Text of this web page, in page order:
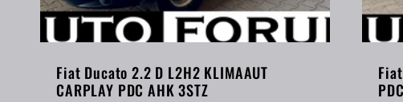
Fiat Ducato 2.2 D L2H2 KLIMAAUT
CARPLAY PDC AHK 3STZ